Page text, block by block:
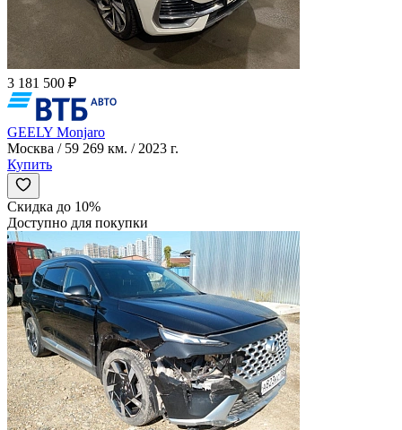
3 181 500 ₽
GEELY Monjaro
Москва / 59 269 км. / 2023 г.
Купить
Скидка до 10%
Доступно для покупки